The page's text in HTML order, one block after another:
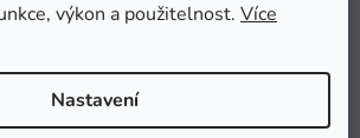
výkon a použitelnost. Více
Nastavení
(SK)